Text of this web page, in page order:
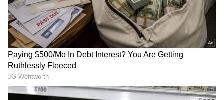
ಸರ್ವಾನುಮತದಿಂದ ಅಂಗೀಕರಿಸಲಾಯಿತು.
ಹೈಕಮಾಂಡ್‌ಗೆ ಅಧಿಕಾರ:ಸಭೆಯ ಆರಂಭದಲ್ಲಿ ನೂತನ
ಸಿಎಲ್‌ಪಿ ನಾಯಕನ ಆಯ್ಕೆಯ ಅಂತಿಮ ನಿರ್ಧಾರವನ್ನು
ಕಾಂಗ್ರೆಸ್ ಹೈಕಮಾಂಡ್‌ಗೆ ವಹಿಸುವಂತೆ ಸಿದ್ದರಾಮಯ್ಯ
ಅವರು ನಿರ್ಣಯ ಮಂಡಿಸಿದರು. ಇದನ್ನು ಹಿರಿಯ ನಾಯಕ
ಡಾ. ಜಿ. ಪರಮೇಶ್ವರ್ ಅವರು ಅನುಮೋದಿಸಿದರು.